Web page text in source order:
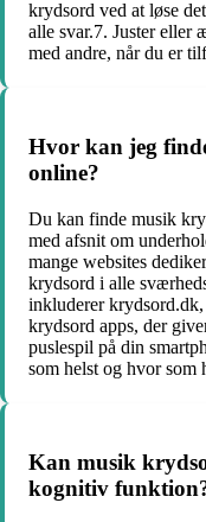
krydsord ved at løse
alle svar.7. Juster eller
med andre, når du er
Hvor kan jeg
online?
Du kan finde musik
med afsnit om
mange websites
krydsord i alle
inkluderer
krydsord apps, der
puslespil på din
som helst og hvor som
Kan musik
kognitiv